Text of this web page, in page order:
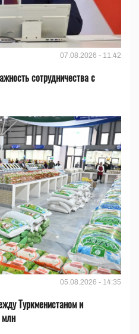
07.08.2026 - 11:42
сотрудничества с
05.08.2026 - 14:35
Туркменистаном и